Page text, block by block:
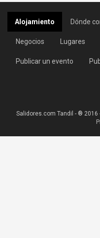
Alojamiento Dónde
Negocios Lugares
Publicar un evento
Salidores.com Tandil - ® 2016